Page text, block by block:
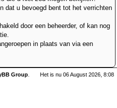
dat u bevoegd bent tot het verrichten
door een beheerder, of kan nog
in plaats van via een
Het is nu 06 August 2026, 8:08
Group